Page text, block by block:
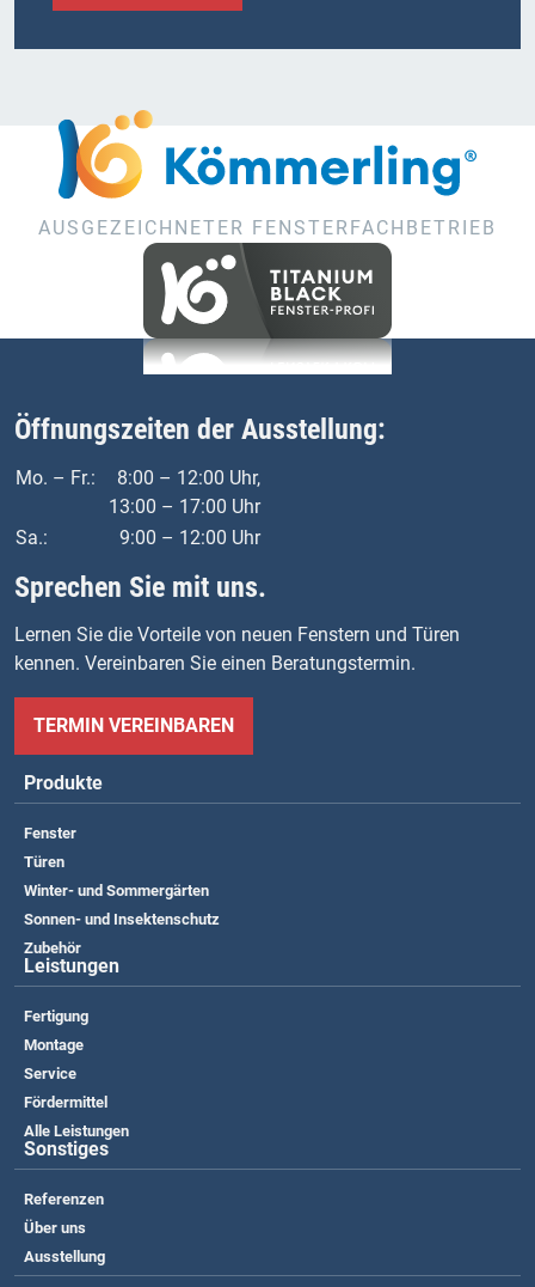
AUSGEZEICHNETER FENSTERFACHBETRIEB
Öffnungszeiten der Ausstellung:
Mo. – Fr.:
8:00 – 12:00 Uhr,
13:00 – 17:00 Uhr
Sa.:
9:00 – 12:00 Uhr
Sprechen Sie mit uns.
Lernen Sie die Vorteile von neuen Fenstern und Türen
kennen. Vereinbaren Sie einen Beratungstermin.
TERMIN VEREINBAREN
Produkte
Fenster
Türen
Winter- und Sommergärten
Sonnen- und Insektenschutz
Zubehör
Leistungen
Fertigung
Montage
Service
Fördermittel
Alle Leistungen
Sonstiges
Referenzen
Über uns
Ausstellung